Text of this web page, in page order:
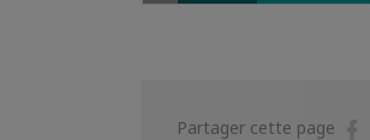
Partager cette page